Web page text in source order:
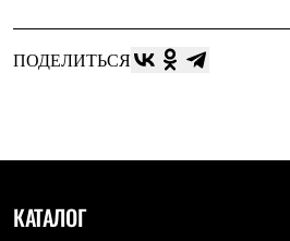
Куртки
Куртки
Термобелье
ПОДЕЛИТЬСЯ
КАТАЛОГ